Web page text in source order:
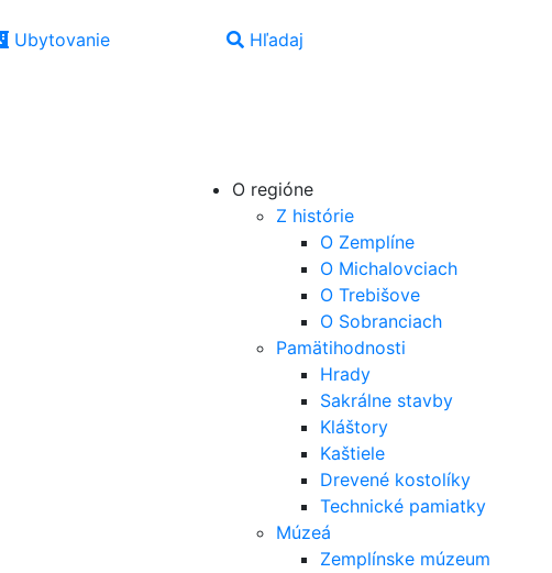
Ubytovanie Hľadaj
O regióne
Z histórie
O Zemplíne
O Michalovciach
O Trebišove
O Sobranciach
Pamätihodnosti
Hrady
Sakrálne stavby
Kláštory
Kaštiele
Drevené kostolíky
Technické pamiatky
Múzeá
Zemplínske múzeum